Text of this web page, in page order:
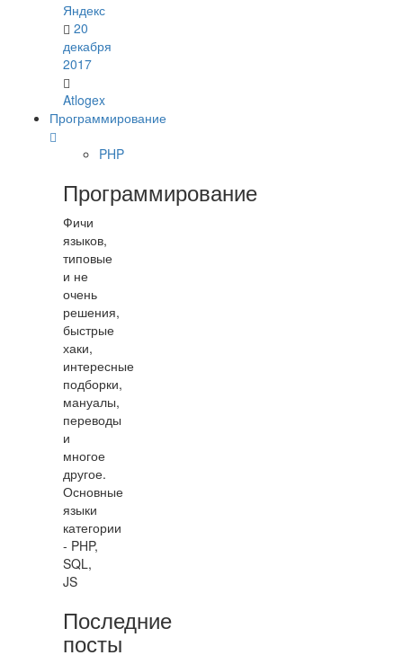
Яндекс
20
декабря
2017
Atlogex
Программирование
PHP
Программирование
Фичи
языков,
типовые
и не
очень
решения,
быстрые
хаки,
интересные
подборки,
мануалы,
переводы
и
многое
другое.
Основные
языки
категории
- PHP,
SQL,
JS
Последние
посты